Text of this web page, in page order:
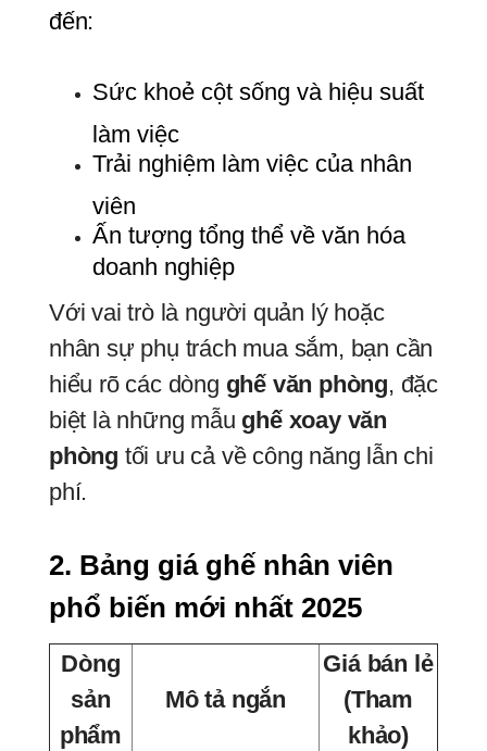
đến:
Sức khoẻ cột sống và hiệu suất
làm việc
Trải nghiệm làm việc của nhân
viên
Ấn tượng tổng thể về văn hóa
doanh nghiệp
Với vai trò là người quản lý hoặc
nhân sự phụ trách mua sắm, bạn cần
hiểu rõ các dòng ghế văn phòng, đặc
biệt là những mẫu ghế xoay văn
phòng tối ưu cả về công năng lẫn chi
phí.
2. Bảng giá ghế nhân viên
phổ biến mới nhất 2025
Dòng
sản
phẩm
Mô tả ngắn
Giá bán lẻ
(Tham
khảo)